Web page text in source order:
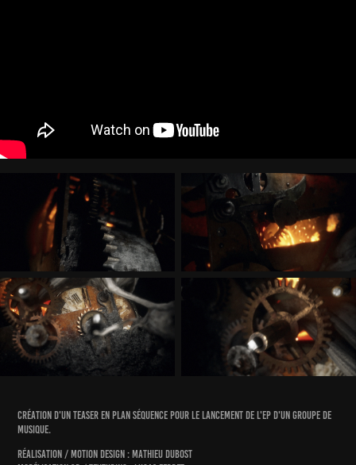
création d'un teaser en plan séquence pour le lancement de l'ep d'un groupe de
musique.
Réalisation / Motion Design : Mathieu Dubost